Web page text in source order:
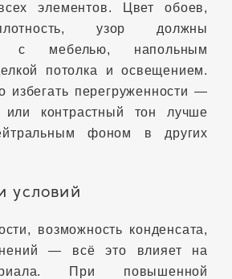
элементов. Цвет обоев,
узор должны
с мебелью, напольным
потолка и освещением.
избегать перегруженности —
или контрастный тон лучше
фоном в других
условий
возможность конденсата,
— всё это влияет на
При повышенной